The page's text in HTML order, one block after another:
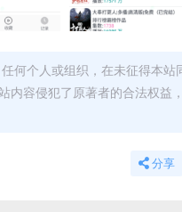
何个人或组织，在未征得本站
内容侵犯了原著者的合法权益
分享